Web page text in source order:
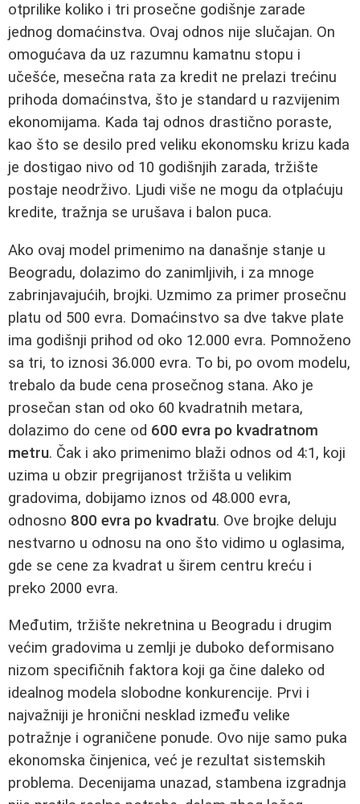
otprilike koliko i tri prosečne godišnje zarade
jednog domaćinstva. Ovaj odnos nije slučajan. On
omogućava da uz razumnu kamatnu stopu i
učešće, mesečna rata za kredit ne prelazi trećinu
prihoda domaćinstva, što je standard u razvijenim
ekonomijama. Kada taj odnos drastično poraste,
kao što se desilo pred veliku ekonomsku krizu kada
je dostigao nivo od 10 godišnjih zarada, tržište
postaje neodrživo. Ljudi više ne mogu da otplaćuju
kredite, tražnja se urušava i balon puca.
Ako ovaj model primenimo na današnje stanje u
Beogradu, dolazimo do zanimljivih, i za mnoge
zabrinjavajućih, brojki. Uzmimo za primer prosečnu
platu od 500 evra. Domaćinstvo sa dve takve plate
ima godišnji prihod od oko 12.000 evra. Pomnoženo
sa tri, to iznosi 36.000 evra. To bi, po ovom modelu,
trebalo da bude cena prosečnog stana. Ako je
prosečan stan od oko 60 kvadratnih metara,
dolazimo do cene od 600 evra po kvadratnom
metru. Čak i ako primenimo blaži odnos od 4:1, koji
uzima u obzir pregrijanost tržišta u velikim
gradovima, dobijamo iznos od 48.000 evra,
odnosno 800 evra po kvadratu. Ove brojke deluju
nestvarno u odnosu na ono što vidimo u oglasima,
gde se cene za kvadrat u širem centru kreću i
preko 2000 evra.
Međutim, tržište nekretnina u Beogradu i drugim
većim gradovima u zemlji je duboko deformisano
nizom specifičnih faktora koji ga čine daleko od
idealnog modela slobodne konkurencije. Prvi i
najvažniji je hronični nesklad između velike
potražnje i ograničene ponude. Ovo nije samo puka
ekonomska činjenica, već je rezultat sistemskih
problema. Decenijama unazad, stambena izgradnja